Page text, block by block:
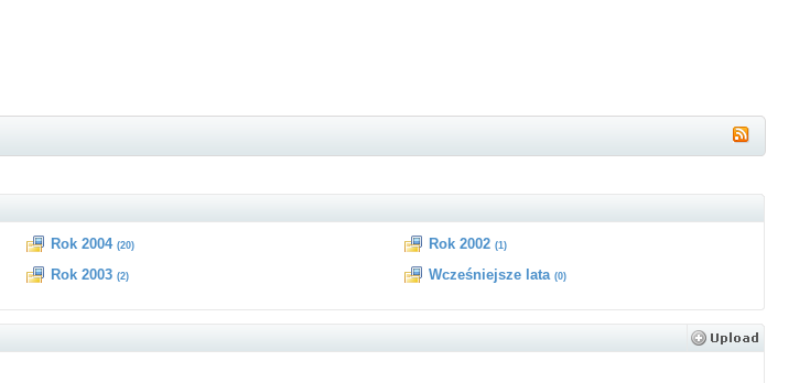
Rok 2004 (20)
Rok 2003 (2)
Rok 2002 (1)
Wcześniejsze lata (0)